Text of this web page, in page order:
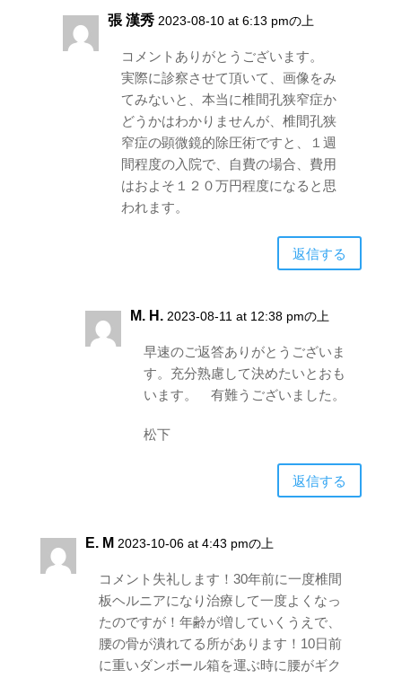
張 漢秀 2023-08-10 at 6:13 pmの上
コメントありがとうございます。
実際に診察させて頂いて、画像をみ
てみないと、本当に椎間孔狭窄症か
どうかはわかりませんが、椎間孔狭
窄症の顕微鏡的除圧術ですと、１週
間程度の入院で、自費の場合、費用
はおよそ１２０万円程度になると思
われます。
返信する
M. H. 2023-08-11 at 12:38 pmの上
早速のご返答ありがとうございま
す。充分熟慮して決めたいとおも
います。 有難うございました。
松下
返信する
E. M 2023-10-06 at 4:43 pmの上
コメント失礼します！30年前に一度椎間
板ヘルニアになり治療して一度よくなっ
たのですが！年齢が増していくうえで、
腰の骨が潰れてる所があります！10日前
に重いダンボール箱を運ぶ時に腰がギク